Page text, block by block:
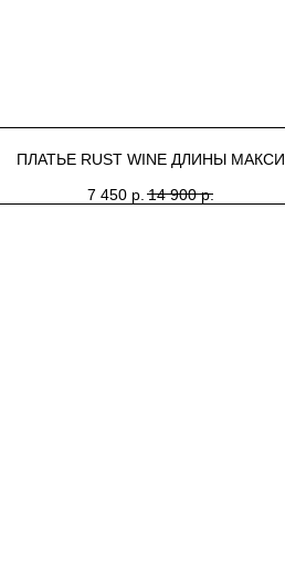
ПЛАТЬЕ RUST WINE ДЛИНЫ МАКСИ
7 450 р. 14 900 р.